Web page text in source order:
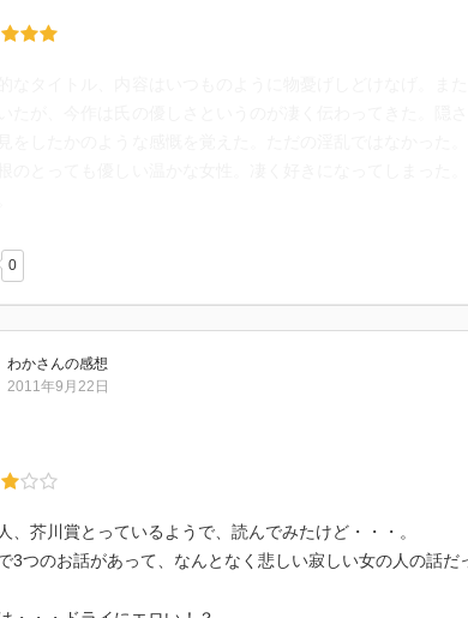
0
わかさんの感想
2011年9月22日
、芥川賞とっているようで、読んでみたけど・・・。
3つのお話があって、なんとなく悲しい寂しい女の人の話だ